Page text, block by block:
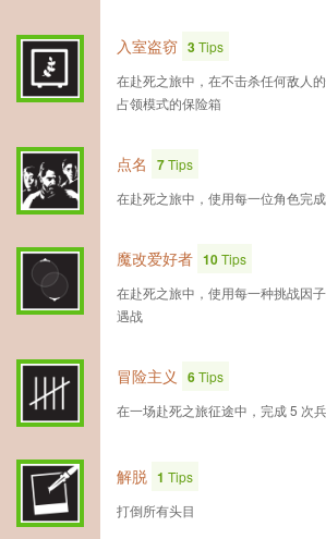
入室盗窃 3Tips
在赴死之旅中，在不击杀任何敌人
占领模式的保险箱
点名 7Tips
在赴死之旅中，使用每一位角色完
魔改爱好者 10Tips
在赴死之旅中，使用每一种挑战因
遇战
冒险主义 6Tips
在一场赴死之旅征途中，完成 5 次
解脱 1 Tips
打倒所有头目